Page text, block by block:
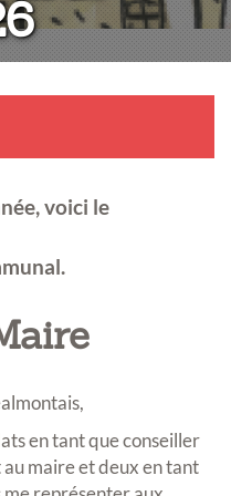
voici le
en tant que conseiller
maire et deux en tant